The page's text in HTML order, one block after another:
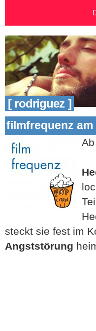
[ rodriguez ]
filmfrequenz
steckt sie fest im
Angststörung